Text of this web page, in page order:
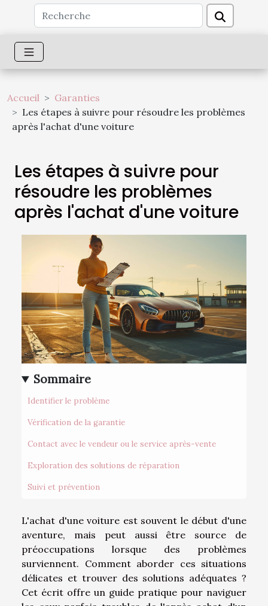
Accueil
Garanties
Les étapes à suivre pour résoudre les problèmes
après l'achat d'une voiture
Les étapes à suivre pour
résoudre les problèmes
après l'achat d'une voiture
Sommaire
Identifier le problème
Vérification de la garantie
Contact avec le vendeur ou le service après-vente
Exploration des solutions de réparation
Suivi et prévention
L'achat d'une voiture est souvent le début d'une
aventure, mais peut aussi être source de
préoccupations lorsque des problèmes
surviennent. Comment aborder ces situations
délicates et trouver des solutions adéquates ?
Cet écrit offre un guide pratique pour naviguer